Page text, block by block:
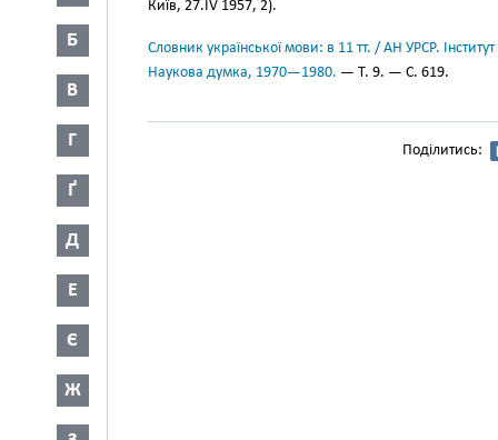
Б
В
Г
Ґ
Д
Е
Є
Ж
Київ, 27.IV 1957, 2).
Словник української мови: в 11 тт. / АН УРСР.
Наукова думка, 1970—1980. — Т. 9. — С. 619.
Поділитись: